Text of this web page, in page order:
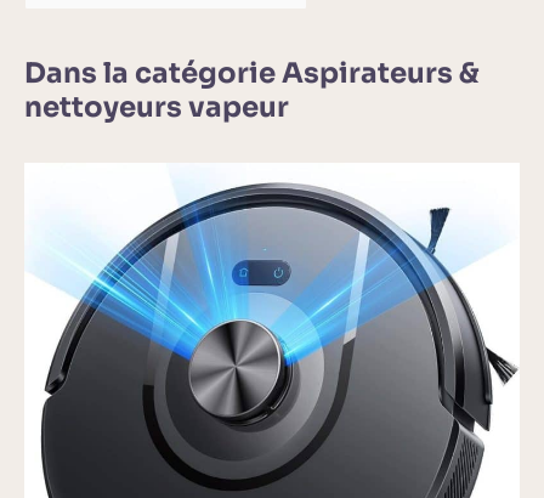
Dans la catégorie Aspirateurs &
nettoyeurs vapeur